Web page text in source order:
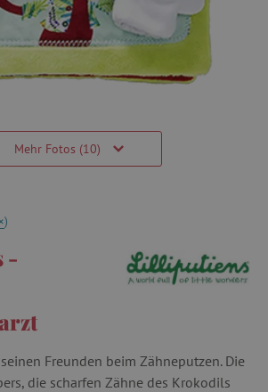
Mehr Fotos (10)
)
-
Freunden beim Zähneputzen. Die
die scharfen Zähne des Krokodils